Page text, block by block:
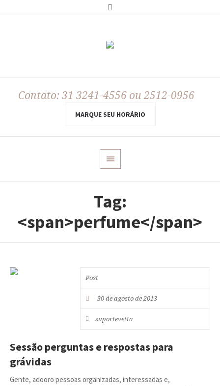
Contato: 31 3241-4556 ou 2512-0956
MARQUE SEU HORÁRIO
Tag:
<span>perfume</span>
Post
30 de agosto de 2013
suportevetta
Sessão perguntas e respostas para
grávidas
Gente, adooro pessoas organizadas, interessadas e,